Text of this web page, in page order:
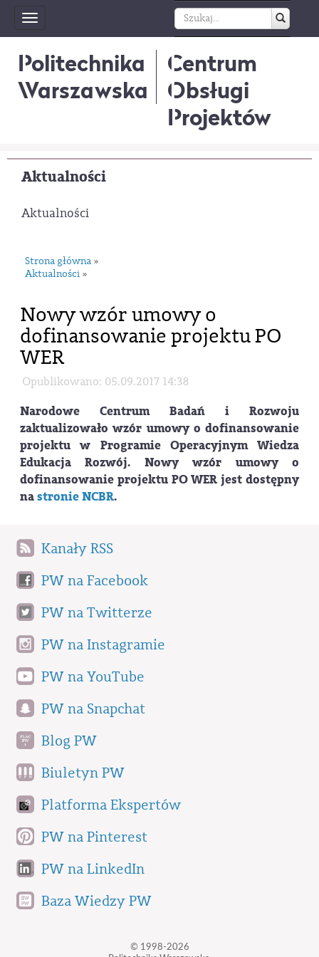
Toggle
navigation
Politechnika
Warszawska
Centrum
Obsługi
Projektów
Aktualności
Aktualności
Strona główna »
Aktualności »
Nowy wzór umowy o
dofinansowanie projektu PO
WER
Opublikowano: 05.09.2017 14:38
Narodowe Centrum Badań i Rozwoju
zaktualizowało wzór umowy o dofinansowanie
projektu w Programie Operacyjnym Wiedza
Edukacja Rozwój. Nowy wzór umowy o
dofinansowanie projektu PO WER jest dostępny
nastronie NCBR.
Kanały RSS
PW na Facebook
PW na Twitterze
PW na Instagramie
PW na YouTube
PW na Snapchat
Blog PW
Biuletyn PW
Platforma Ekspertów
PW na Pinterest
PW na LinkedIn
Baza Wiedzy PW
© 1998-2026